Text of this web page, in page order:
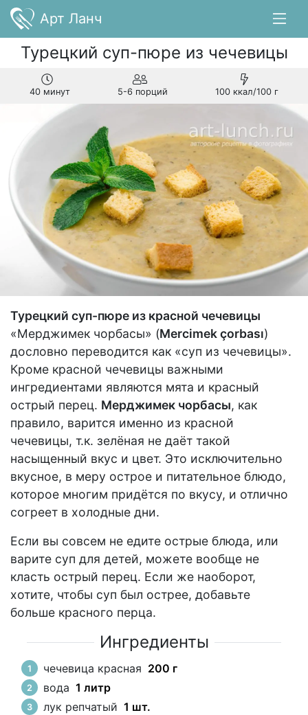
Арт Ланч
Турецкий суп-пюре из чечевицы
40 минут 5-6 порций 100 ккал/100 г
Турецкий суп-пюре из красной чечевицы
«Мерджимек чорбасы» (Mercimek çorbası)
дословно переводится как «суп из чечевицы».
Кроме красной чечевицы важными
ингредиентами являются мята и красный
острый перец. Мерджимек чорбасы, как
правило, варится именно из красной
чечевицы, т.к. зелёная не даёт такой
насыщенный вкус и цвет. Это исключительно
вкусное, в меру острое и питательное блюдо,
которое многим придётся по вкусу, и отлично
согреет в холодные дни.
Если вы совсем не едите острые блюда, или
варите суп для детей, можете вообще не
класть острый перец. Если же наоборот,
хотите, чтобы суп был острее, добавьте
больше красного перца.
Ингредиенты
чечевица красная 200 г
вода 1 литр
лук репчатый 1 шт.